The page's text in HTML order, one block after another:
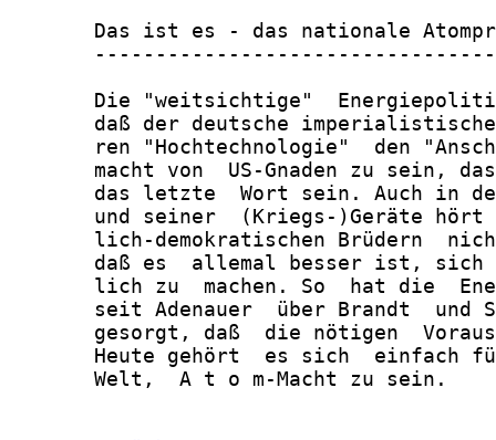
Das ist es - das nationale
Die "weitsichtige"
daß der deutsche
ren "Hochtechnologie"  den
macht von  US-Gnaden zu sein,
das letzte  Wort sein. Auch in
und seiner  (Kriegs-)Geräte
lich-demokratischen Brüdern
daß es  allemal besser ist,
lich zu  machen. So  hat die
seit Adenauer  über Brandt  und
gesorgt, daß  die nötigen
Heute gehört  es sich  einfach
       Welt,  A t o m-Macht zu sein.